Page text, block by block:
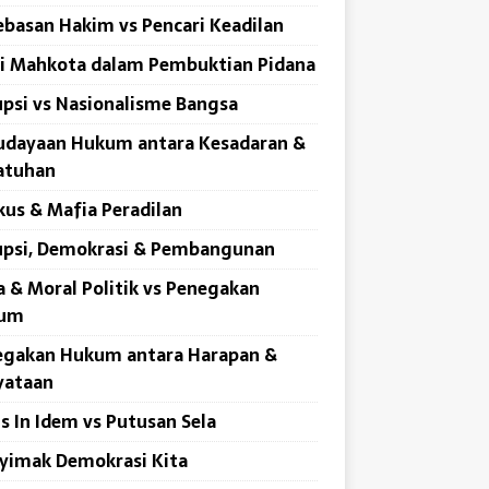
Hakim vs Pencari Keadilan
Mahkota dalam Pembuktian Pidana
vs Nasionalisme Bangsa
Hukum antara Kesadaran &
& Mafia Peradilan
Demokrasi & Pembangunan
& Moral Politik vs Penegakan
Hukum antara Harapan &
In Idem vs Putusan Sela
Demokrasi Kita